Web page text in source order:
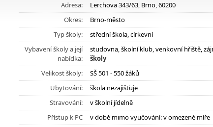
Adresa:
Lerchova 343/63, Brno, 60200
Okres:
Brno-město
Typ školy:
střední škola, církevní
Vybavení školy a její
nabídka:
studovna, školní klub, venkovní hřiště,
školy
Velikost školy:
SŠ 501 - 550 žáků
Ubytování:
škola nezajišťuje
Stravování:
v školní jídelně
Přístup k PC
v době mimo vyučování: v omezené míře